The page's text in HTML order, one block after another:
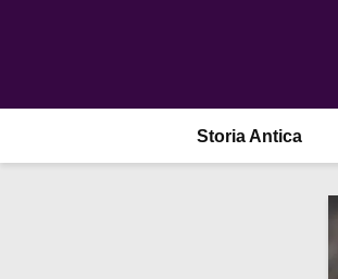
Storia Antica